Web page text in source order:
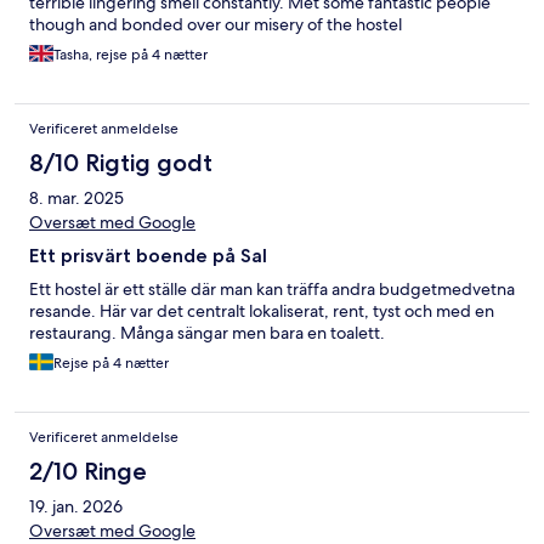
though and bonded over our misery of the hostel
Tasha, rejse på 4 nætter
Verificeret anmeldelse
8/10 Rigtig godt
8. mar. 2025
Oversæt med Google
Ett prisvärt boende på Sal
Ett hostel är ett ställe där man kan träffa andra budgetmedvetna
resande. Här var det centralt lokaliserat, rent, tyst och med en
restaurang. Många sängar men bara en toalett.
Rejse på 4 nætter
Verificeret anmeldelse
2/10 Ringe
19. jan. 2026
Oversæt med Google